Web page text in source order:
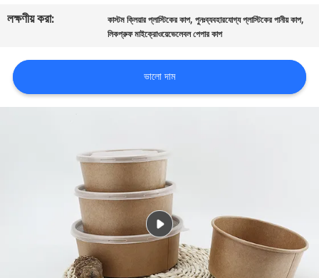
খবর
উদ্ধৃতির
জন্য
আবেদন
লক্ষণীয় করা:
কাস্টম ক্লিয়ার প্লাস্টিকের কাপ,পুনঃব্যবহারযোগ্য প্লাস্টিকের পানীয় কাপ,
লিকপ্রুফ মাইক্রোওয়েভেলেবল পেপার কাপ
ভালো দাম